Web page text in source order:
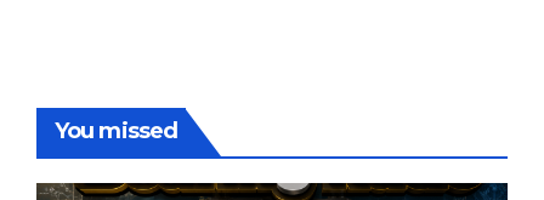
You missed